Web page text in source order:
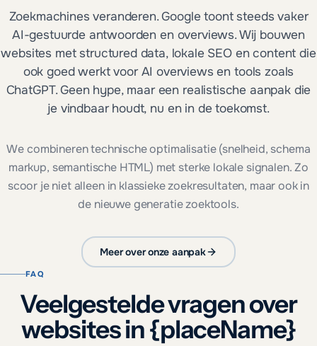
Zoekmachines veranderen. Google toont steeds vaker
AI-gestuurde antwoorden en overviews. Wij bouwen
websites met structured data, lokale SEO en content die
ook goed werkt voor AI overviews en tools zoals
ChatGPT. Geen hype, maar een realistische aanpak die
je vindbaar houdt, nu en in de toekomst.
We combineren technische optimalisatie (snelheid, schema
markup, semantische HTML) met sterke lokale signalen. Zo
scoor je niet alleen in klassieke zoekresultaten, maar ook in
de nieuwe generatie zoektools.
Meer over onze aanpak
FAQ
Veelgestelde vragen over
websites in {placeName}